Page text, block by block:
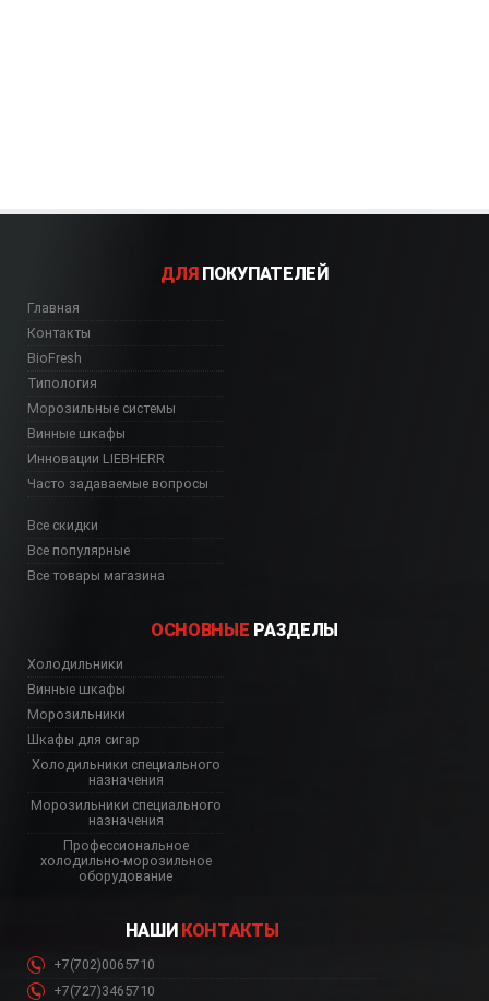
ДЛЯПОКУПАТЕЛЕЙ
Главная
Контакты
BioFresh
Типология
Морозильные системы
Винные шкафы
Инновации LIEBHERR
Часто задаваемые вопросы
Все скидки
Все популярные
Все товары магазина
ОСНОВНЫЕ РАЗДЕЛЫ
Холодильники
Винные шкафы
Морозильники
Шкафы для сигар
Холодильники специального
назначения
Морозильники специального
назначения
Профессиональное
холодильно-морозильное
оборудование
НАШИ КОНТАКТЫ
+7(702)0065710
+7(727)3465710